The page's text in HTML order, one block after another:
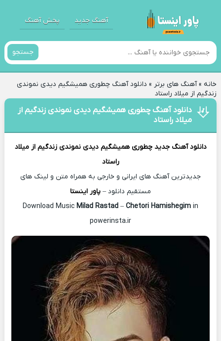
آهنگ جدید پخش آهنگ
جستجو
خانه»آهنگ های برتر » دانلود آهنگ چطوری همیشگیم دیدی نموندی
زندگیم از میلاد راستاد
دانلود آهنگ چطوری همیشگیم دیدی نموندی زندگیم از
میلاد راستاد
دانلود آهنگ جدید چطوری همیشگیم دیدی نموندی زندگیم ازمیلاد
راستاد
جدیدترین آهنگ های ایرانی و خارجی به همراه متن و لینک های
مستقیم دانلود – پاور اینستا
Milad Rastad– Chetori Hamishegim in
powerinsta.ir